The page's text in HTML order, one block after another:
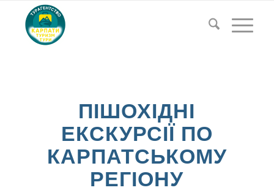
ПІШОХІДНІ
ЕКСКУРСІЇ ПО
КАРПАТСЬКОМУ
РЕГІОНУ